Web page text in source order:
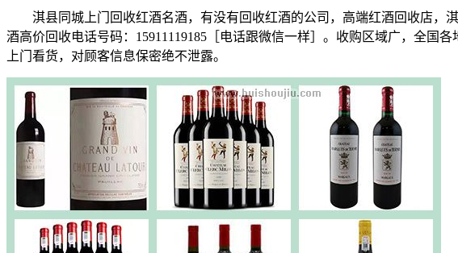
淇县同城上门回收红酒名酒，有没有回收红酒的公司，高端红酒回收店，
酒高价回收电话号码：15911119185［电话跟微信一样］。收购区域广，全国
上门看货，对顾客信息保密绝不泄露。